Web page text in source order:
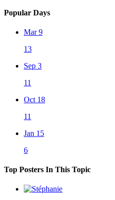
Popular Days
Mar 9
13
Sep 3
11
Oct 18
11
Jan 15
6
Top Posters In This Topic